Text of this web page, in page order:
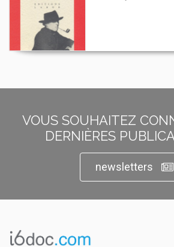
VOUS SOUHAITEZ
DERNIÈRES
newsletters